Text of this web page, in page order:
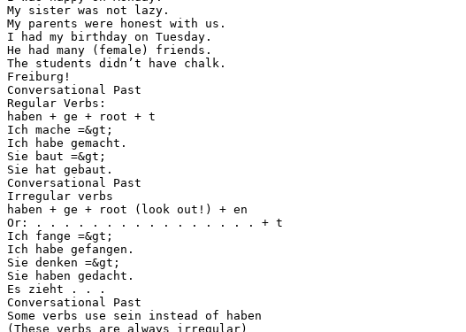
My sister was not lazy.
My parents were honest with us.
I had my birthday on Tuesday.
He had many (female) friends.
The students didn’t have chalk.
Freiburg!
Conversational Past
Regular Verbs:
haben + ge + root + t
Ich mache =&gt;
Ich habe gemacht.
Sie baut =&gt;
Sie hat gebaut.
Conversational Past
Irregular verbs
haben + ge + root (look out!) + en
Or: . . . . . . . . . . . . . . . . + t
Ich fange =&gt;
Ich habe gefangen.
Sie denken =&gt;
Sie haben gedacht.
Es zieht . . .
Conversational Past
Some verbs use sein instead of haben
(These verbs are always irregular)